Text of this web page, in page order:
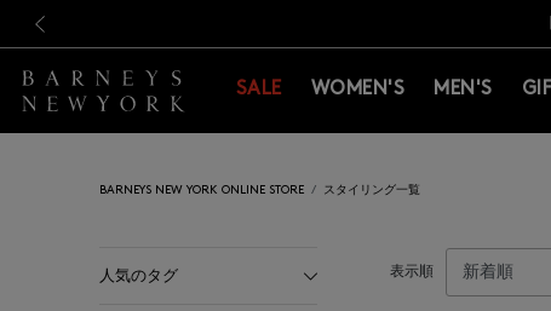
新規登録のお客様も対象！
新規登録のお客様も対象！
SALE WOMEN'S MEN'S
BARNEYS NEW YORK ONLINE STORE スタイリング一覧
人気のタグ 表示順